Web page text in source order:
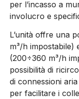
per l’incasso a
involucro e
L’unità offre una
m³/h impostabile)
(200÷360 m³/h
possibilità di
di connessioni
per facilitare i